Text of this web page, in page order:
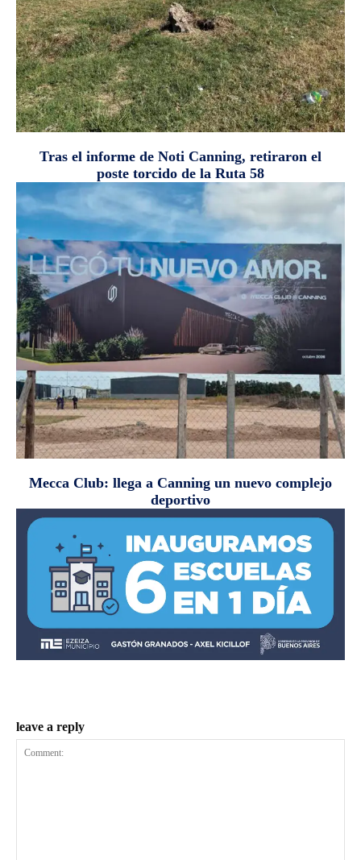
Tras el informe de Noti Canning, retiraron el
poste torcido de la Ruta 58
Mecca Club: llega a Canning un nuevo complejo
deportivo
leave a reply